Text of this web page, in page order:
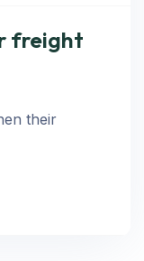
freight
their